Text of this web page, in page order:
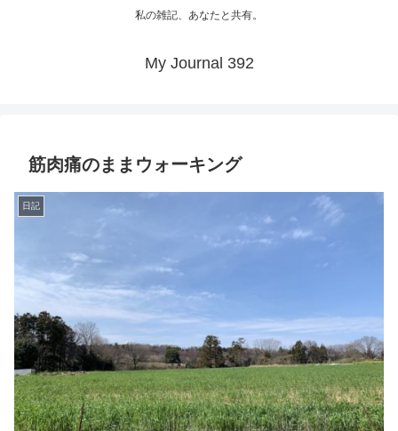
私の雑記、あなたと共有。
My Journal 392
筋肉痛のままウォーキング
日記